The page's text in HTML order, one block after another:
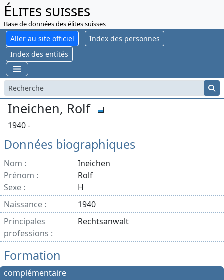
Élites suisses
Base de données des élites suisses
Aller au site officiel
Index des personnes
Index des entités
Ineichen, Rolf
1940 -
Données biographiques
Nom :
Ineichen
Prénom :
Rolf
Sexe :
H
Naissance :
1940
Principales
professions :
Rechtsanwalt
Formation
complémentaire